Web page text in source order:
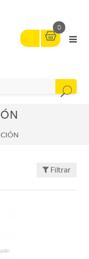
0
Filtrar